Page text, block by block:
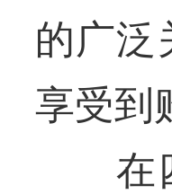
的广泛
享受到
在四